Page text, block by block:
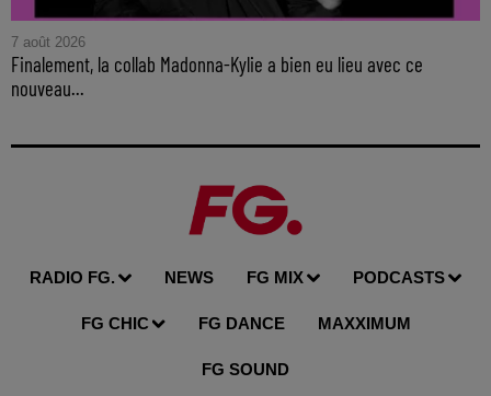
7 août 2026
Finalement, la collab Madonna-Kylie a bien eu lieu avec ce
nouveau...
RADIO FG. NEWS FG MIX PODCASTS
FG CHIC FG DANCE MAXXIMUM
FG SOUND